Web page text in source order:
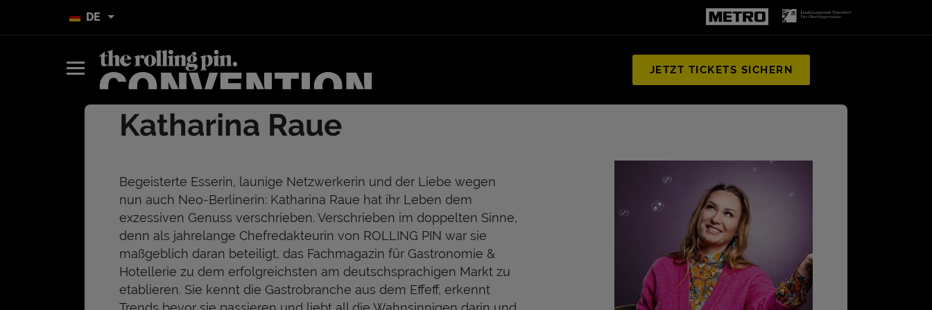
DE
JETZT TICKETS SICHERN
Katharina Raue
Begeisterte Esserin, launige Netzwerkerin und der Liebe wegen
nun auch Neo-Berlinerin: Katharina Raue hat ihr Leben dem
exzessiven Genuss verschrieben. Verschrieben im doppelten Sinne,
denn als jahrelange Chefredakteurin von ROLLING PIN war sie
maßgeblich daran beteiligt, das Fachmagazin für Gastronomie &
Hotellerie zu dem erfolgreichsten am deutschsprachigen Markt zu
etablieren. Sie kennt die Gastrobranche aus dem Effeff, erkennt